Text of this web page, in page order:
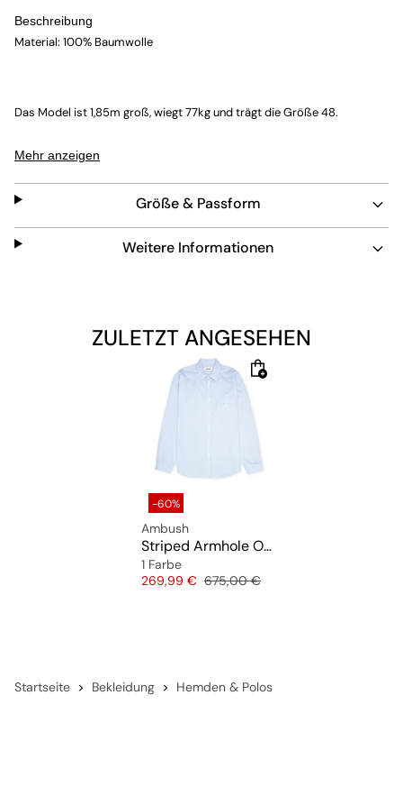
Beschreibung
Material: 100% Baumwolle
Das Model ist 1,85m groß, wiegt 77kg und trägt die Größe 48.
Mehr anzeigen
Größe & Passform
Weitere Informationen
ZULETZT ANGESEHEN
-60%
Ambush
Striped Armhole Open Shirt
1 Farbe
Preis
269,99 € Originalpreis
675,00 €
Startseite Bekleidung Hemden & Polos